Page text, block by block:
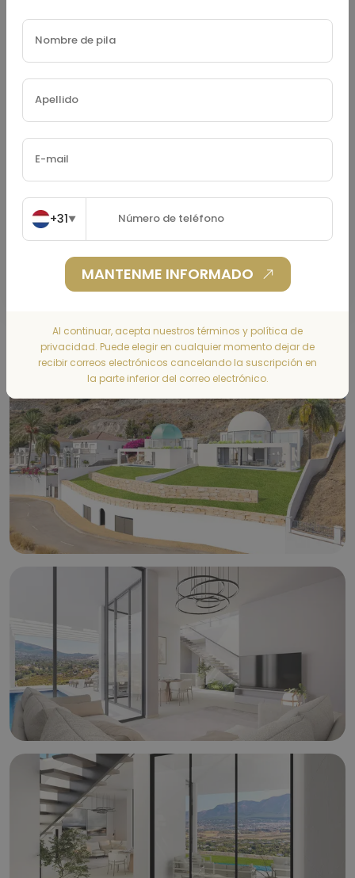
+31▼
MANTENME INFORMADO
Al continuar, acepta nuestros términos y política de
privacidad. Puede elegir en cualquier momento dejar de
recibir correos electrónicos cancelando la suscripción en
la parte inferior del correo electrónico.
Seguro De Hogar
CALCULAR
Gallery